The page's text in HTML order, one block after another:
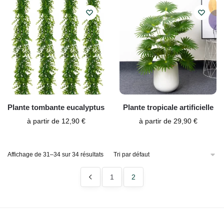
Plante tombante eucalyptus
à partir de 12,90 €
Plante tropicale artificielle
à partir de 29,90 €
Affichage de 31–34 sur 34 résultats
1 2